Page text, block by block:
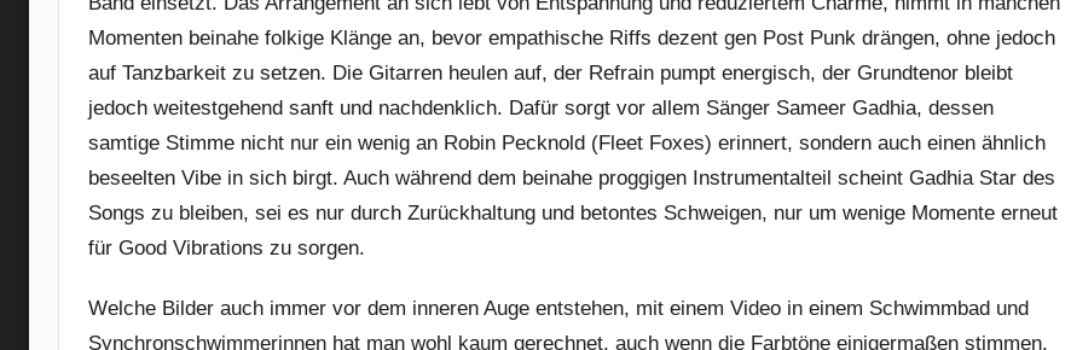
Momenten beinahe folkige Klänge an, bevor empathische Riffs dezent gen Post Punk drängen, ohne jedoch
auf Tanzbarkeit zu setzen. Die Gitarren heulen auf, der Refrain pumpt energisch, der Grundtenor bleibt
jedoch weitestgehend sanft und nachdenklich. Dafür sorgt vor allem Sänger Sameer Gadhia, dessen
samtige Stimme nicht nur ein wenig an Robin Pecknold (Fleet Foxes) erinnert, sondern auch einen ähnlich
beseelten Vibe in sich birgt. Auch während dem beinahe proggigen Instrumentalteil scheint Gadhia Star des
Songs zu bleiben, sei es nur durch Zurückhaltung und betontes Schweigen, nur um wenige Momente erneut
für Good Vibrations zu sorgen.
Welche Bilder auch immer vor dem inneren Auge entstehen, mit einem Video in einem Schwimmbad und
Synchronschwimmerinnen hat man wohl kaum gerechnet, auch wenn die Farbtöne einigermaßen stimmen.